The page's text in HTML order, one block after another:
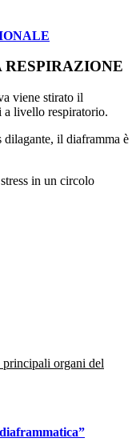
viene stirato il
a livello respiratorio.
dilagante, il diaframma è
in un circolo
principali organi del